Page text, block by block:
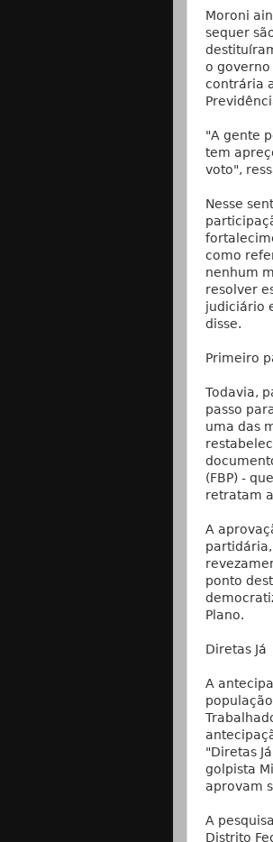
Moroni
sequer
o
contrária
"A gente
tem
voto",
Nesse
como
nenhum
resolver
judiciário
disse.
Primeiro
Todavia,
passo
uma das
(FBP) -
retratam
A
ponto
Plano.
Diretas Já
A
"Diretas
golpista
aprovam
A
Distrito